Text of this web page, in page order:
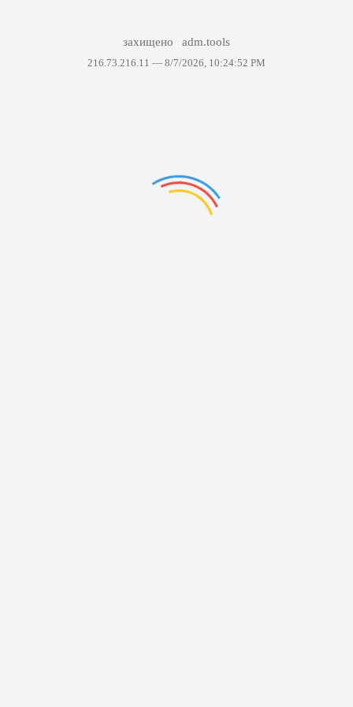
захищено adm.tools
216.73.216.11 — 8/7/2026, 10:24:52 PM